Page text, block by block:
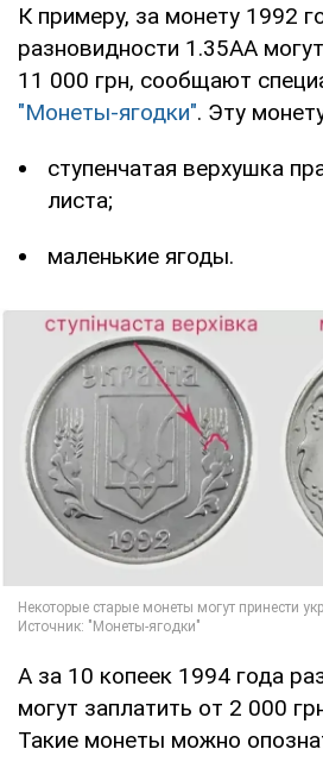
К примеру, за монету 1992
разновидности 1.35АА
11 000 грн, сообщают
"Монеты-ягодки". Эту
ступенчатая верхушка
листа;
маленькие ягоды.
А за 10 копеек 1994 года
могут заплатить от 2 000
Такие монеты можно